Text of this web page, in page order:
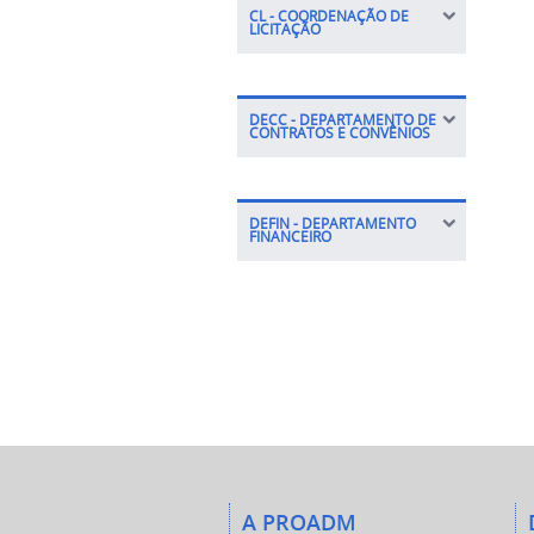
CL - COORDENAÇÃO DE
LICITAÇÃO
DECC - DEPARTAMENTO DE
CONTRATOS E CONVÊNIOS
DEFIN - DEPARTAMENTO
FINANCEIRO
A PROADM